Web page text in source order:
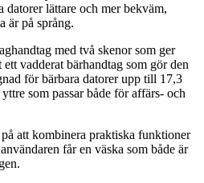
datorer lättare och mer bekväm,
är på språng.
med två skenor som ger
vadderat bärhandtag som gör den
för bärbara datorer upp till 17,3
som passar både för affärs- och
att kombinera praktiska funktioner
får en väska som både är